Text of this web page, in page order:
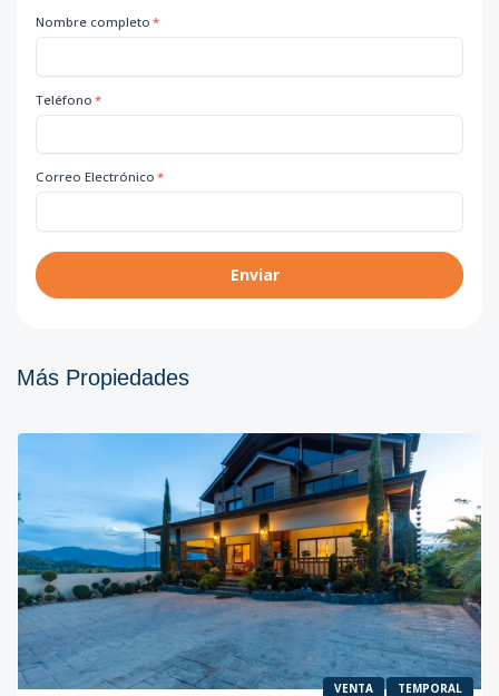
Nombre completo *
Teléfono *
Correo Electrónico *
Enviar
Más Propiedades
VENTA TEMPORAL